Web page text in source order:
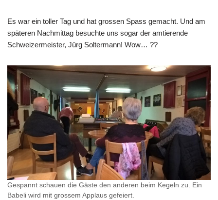
Es war ein toller Tag und hat grossen Spass gemacht. Und am
späteren Nachmittag besuchte uns sogar der amtierende
Schweizermeister, Jürg Soltermann! Wow… ??
Gespannt schauen die Gäste den anderen beim Kegeln zu. Ein
Babeli wird mit grossem Applaus gefeiert.